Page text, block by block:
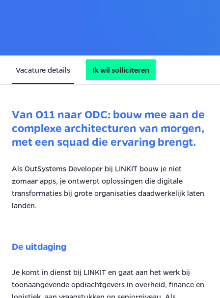
Vacature details Ik wil solliciteren
Van O11 naar ODC: bouw mee aan de
complexe architecturen van morgen,
met een squad die ervaring brengt.
Als OutSystems Developer bij LINKIT bouw je niet
zomaar apps, je ontwerpt oplossingen die digitale
transformaties bij grote organisaties daadwerkelijk laten
landen.
De uitdaging
Je komt in dienst bij LINKIT en gaat aan het werk bij
toonaangevende opdrachtgevers in overheid, finance en